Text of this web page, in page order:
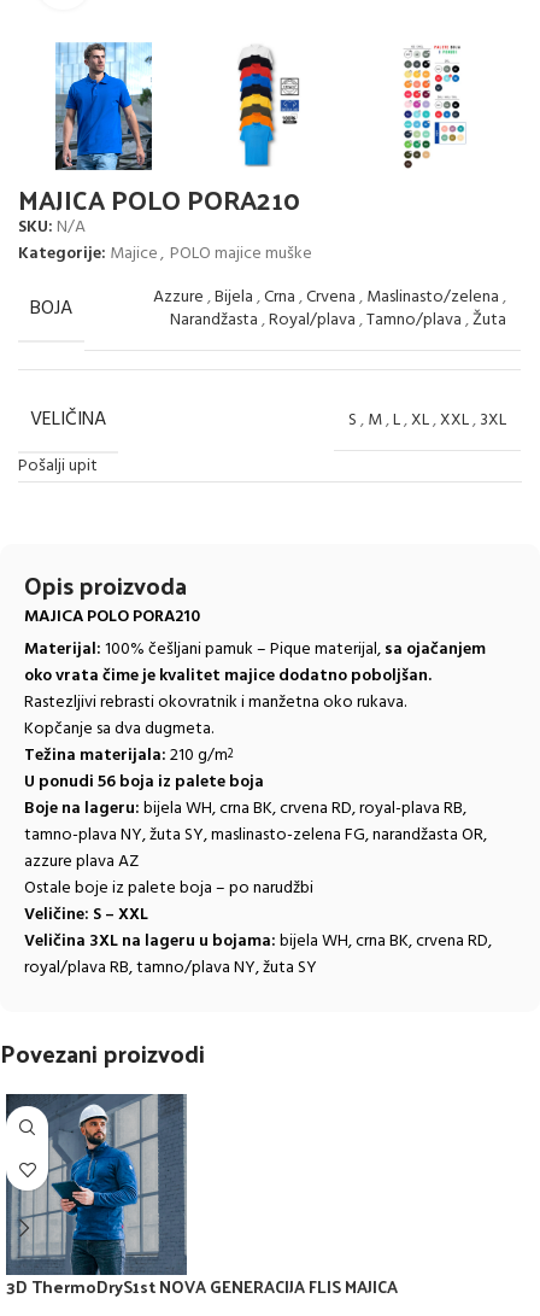
MAJICA POLO PORA210
SKU: N/A
Kategorije: Majice, POLO majice muške
BOJA Azzure,Bijela,Crna,Crvena,Maslinasto/zelena,
Narandžasta,Royal/plava,Tamno/plava,Žuta
VELIČINA S,M,L,XL,XXL,3XL
Pošalji upit
Opis proizvoda
MAJICA POLO PORA210
Materijal:100% češljani pamuk – Pique materijal,sa ojačanjem
oko vrata čime je kvalitet majice dodatno poboljšan.
Rastezljivi rebrasti okovratnik i manžetna oko rukava.
Kopčanje sa dva dugmeta.
Težina materijala:210 g/m2
U ponudi 56 boja iz palete boja
Boje na lageru:bijela WH, crna BK, crvena RD, royal-plava RB,
tamno-plava NY, žuta SY, maslinasto-zelena FG,narandžasta OR,
azzure plava AZ
Ostale boje iz palete boja – po narudžbi
Veličine: S – XXL
Veličina 3XL na lageru u bojama:bijela WH, crna BK, crvena RD,
royal/plava RB, tamno/plava NY, žuta SY
Povezani proizvodi
3D ThermoDryS1st NOVA GENERACIJA FLIS MAJICA